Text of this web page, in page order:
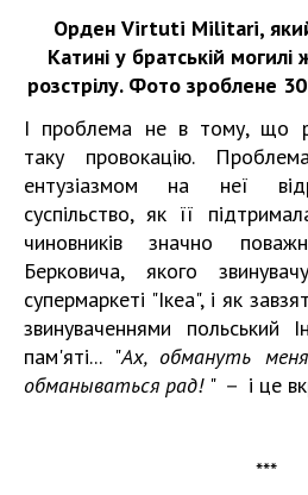
Орден Virtuti Militari,
Катині у братській
розстрілу. Фото зроблене
І проблема не в тому, що
таку провокацію.
ентузіазмом на неї
суспільство, як її
чиновників значно
Берковича, якого
супермаркеті "Ікеа", і як
звинуваченнями польський
пам'яті... "Ах, обмануть
обманываться рад! " － і це
***